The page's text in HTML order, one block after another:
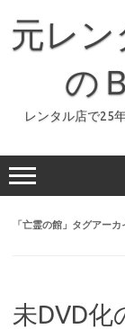
元レン
の
レンタル店で25
「亡霊の館 」タグアーカ
未DVD化